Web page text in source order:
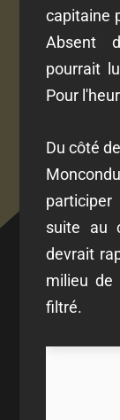
capitaine
Absent
pourrait
Pour
Du côté
participer
suite au
devrait
milieu de
filtré.